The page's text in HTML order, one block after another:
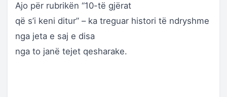
Ajo për rubrikën “10-të gjërat
që s’i keni ditur” – ka treguar histori të ndryshme
nga jeta e saj e disa
nga to janë tejet qesharake.